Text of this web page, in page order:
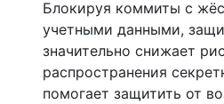
Блокируя коммиты с
учетными данными,
значительно снижает
распространения
помогает защитить от